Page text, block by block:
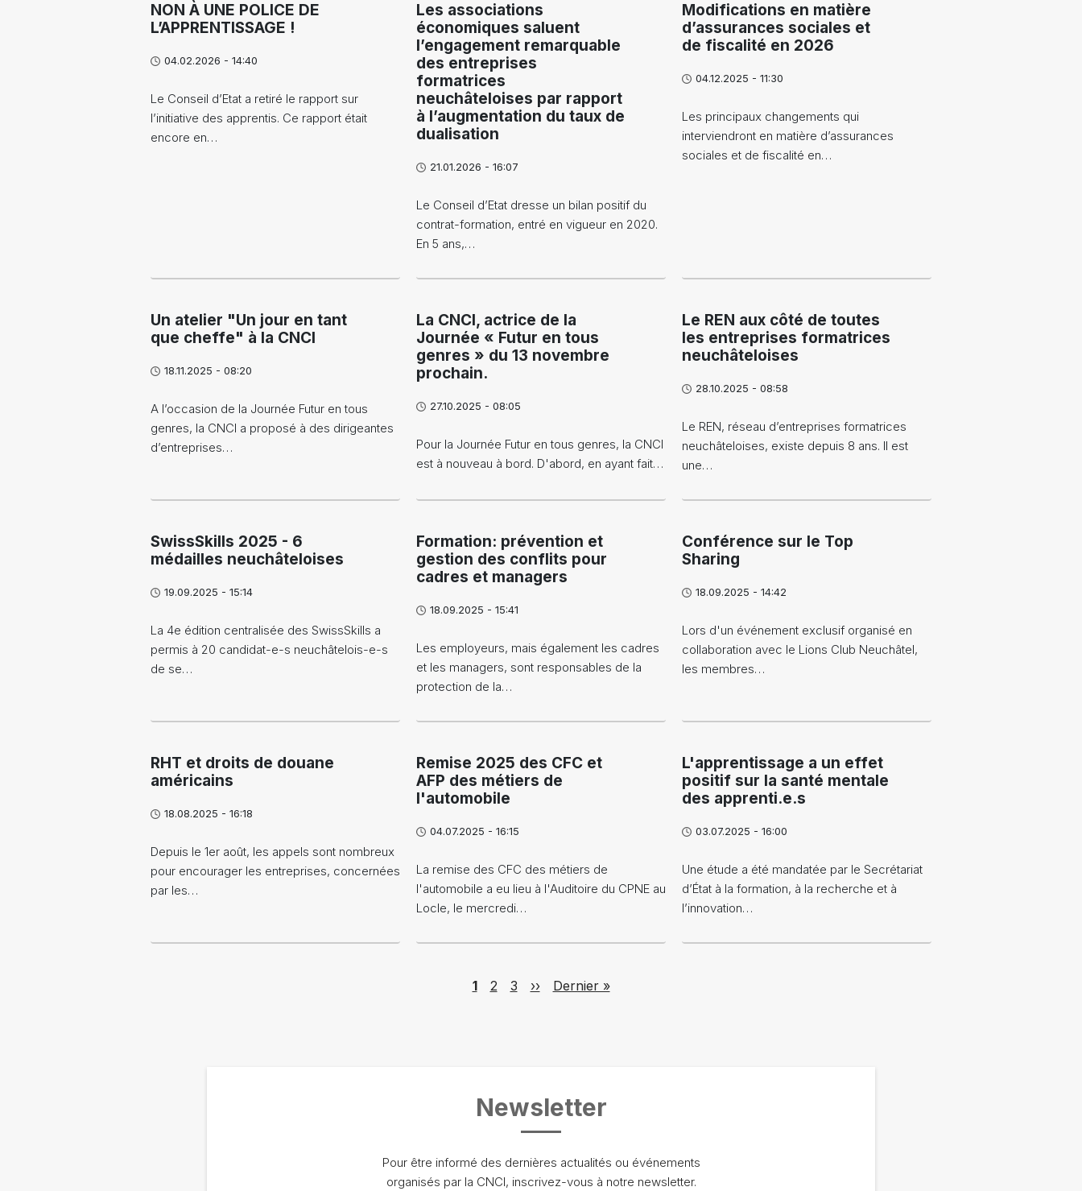
NON À UNE POLICE DE
L’APPRENTISSAGE !
04.02.2026 - 14:40
Le Conseil d’Etat a retiré le rapport sur
l’initiative des apprentis. Ce rapport était
encore en…
Les associations
économiques saluent
l’engagement remarquable
des entreprises
formatrices
neuchâteloises par rapport
à l’augmentation du taux de
dualisation
21.01.2026 - 16:07
Le Conseil d’Etat dresse un bilan positif du
contrat-formation, entré en vigueur en 2020.
En 5 ans,…
Modifications en matière
d’assurances sociales et
de fiscalité en 2026
04.12.2025 - 11:30
Les principaux changements qui
interviendront en matière d’assurances
sociales et de fiscalité en…
Un atelier "Un jour en tant
que cheffe" à la CNCI
18.11.2025 - 08:20
A l’occasion de la Journée Futur en tous
genres, la CNCI a proposé à des dirigeantes
d’entreprises…
La CNCI, actrice de la
Journée « Futur en tous
genres » du 13 novembre
prochain.
27.10.2025 - 08:05
Pour la Journée Futur en tous genres, la CNCI
est à nouveau à bord. D'abord, en ayant fait…
Le REN aux côté de toutes
les entreprises formatrices
neuchâteloises
28.10.2025 - 08:58
Le REN, réseau d’entreprises formatrices
neuchâteloises, existe depuis 8 ans. Il est
une…
SwissSkills 2025 - 6
médailles neuchâteloises
19.09.2025 - 15:14
L​a 4e édition centralisée des SwissSkills a
permis à 20 candidat-e-s neuchâtelois-e-s
de se…
Formation: prévention et
gestion des conflits pour
cadres et managers
18.09.2025 - 15:41
Les employeurs, mais également les cadres
et les managers, sont responsables de la
protection de la…
Conférence sur le Top
Sharing
18.09.2025 - 14:42
Lors d'un événement exclusif organisé en
collaboration avec le Lions Club Neuchâtel,
les membres…
RHT et droits de douane
américains
18.08.2025 - 16:18
Depuis le 1er août, les appels sont nombreux
pour encourager les entreprises, concernées
par les…
Remise 2025 des CFC et
AFP des métiers de
l'automobile
04.07.2025 - 16:15
La remise des CFC des métiers de
l'automobile a eu lieu à l'Auditoire du CPNE au
Locle, le mercredi…
L'apprentissage a un effet
positif sur la santé mentale
des apprenti.e.s
03.07.2025 - 16:00
Une étude a été mandatée par le Secrétariat
d’État à la formation, à la recherche et à
l’innovation…
Page
1 Page
2 Page
3 Next page
›› Last page
Dernier »
Newsletter
Pour être informé des dernières actualités ou événements
organisés par la CNCI, inscrivez-vous à notre newsletter.